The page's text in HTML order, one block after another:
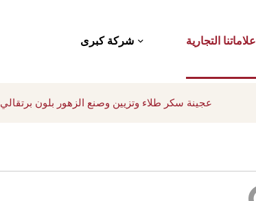
شركة كبرى علاماتنا التجارية
عجينة سكر طلاء وتزيين وصنع الزهور بلون برتقالي 1 كغ